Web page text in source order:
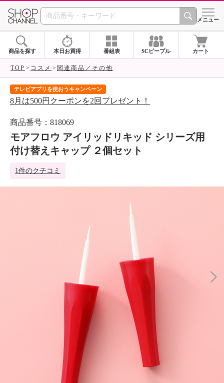
SHOP CHANNEL シメニュー
商品を探す 本日お買得 番組表 SCピープル カート
TOP コスメ 関連商品／その他
テレビアプリを使おうキャンペーン
8月は500円クーポンを2回プレゼント！
商品番号：818069
モアフロウ アイリッドリキッド シリーズ用
付け替えキャップ ２個セット
1件のクチコミ